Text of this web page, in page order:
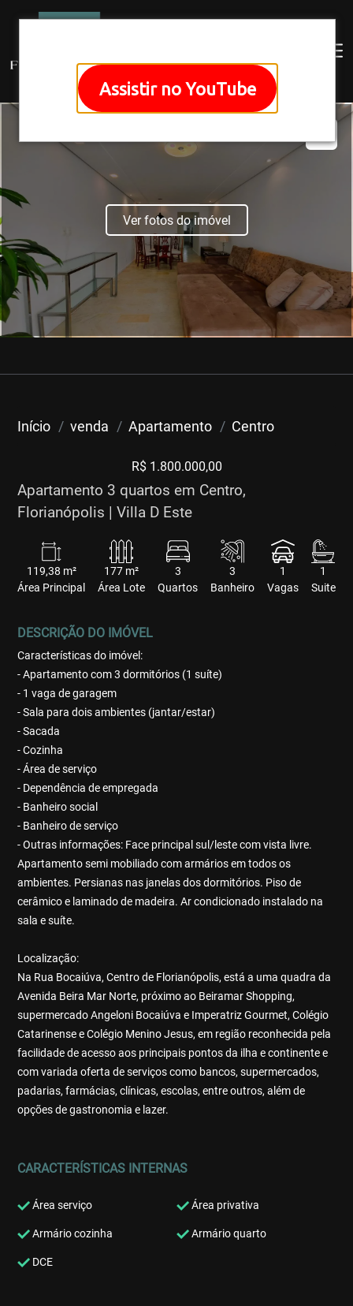
Assistir no YouTube
Ver fotos do imóvel
Início venda Apartamento Centro
R$ 1.800.000,00
Apartamento 3 quartos em Centro,
Florianópolis | Villa D Este
119,38 m²
Área Principal
177 m²
Área Lote
3
Quartos
3
Banheiro
1
Vagas
1
Suite
DESCRIÇÃO DO IMÓVEL
Características do imóvel:
- Apartamento com 3 dormitórios (1 suíte)
- 1 vaga de garagem
- Sala para dois ambientes (jantar/estar)
- Sacada
- Cozinha
- Área de serviço
- Dependência de empregada
- Banheiro social
- Banheiro de serviço
- Outras informações: Face principal sul/leste com vista livre.
Apartamento semi mobiliado com armários em todos os
ambientes. Persianas nas janelas dos dormitórios. Piso de
cerâmico e laminado de madeira. Ar condicionado instalado na
sala e suíte.
Localização:
Na Rua Bocaiúva, Centro de Florianópolis, está a uma quadra da
Avenida Beira Mar Norte, próximo ao Beiramar Shopping,
supermercado Angeloni Bocaiúva e Imperatriz Gourmet, Colégio
Catarinense e Colégio Menino Jesus, em região reconhecida pela
facilidade de acesso aos principais pontos da ilha e continente e
com variada oferta de serviços como bancos, supermercados,
padarias, farmácias, clínicas, escolas, entre outros, além de
opções de gastronomia e lazer.
CARACTERÍSTICAS INTERNAS
Área serviço Área privativa
Armário cozinha Armário quarto
DCE